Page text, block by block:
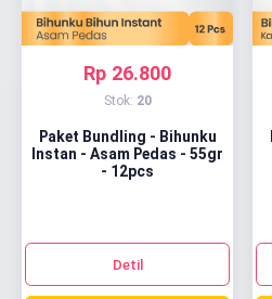
Rp 26.800
Stok: 20
Paket Bundling - Bihunku
Instan - Asam Pedas - 55gr
- 12pcs
Detil